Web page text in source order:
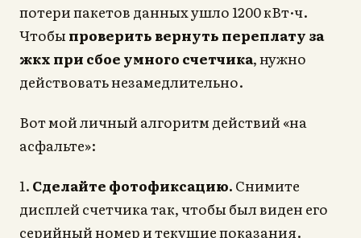
потери пакетов данных ушло 1200 кВт·ч.
Чтобы проверить вернуть переплату за
жкх при сбое умного счетчика, нужно
действовать незамедлительно.
Вот мой личный алгоритм действий «на
асфальте»:
1. Сделайте фотофиксацию. Снимите
дисплей счетчика так, чтобы был виден его
серийный номер и текущие показания.